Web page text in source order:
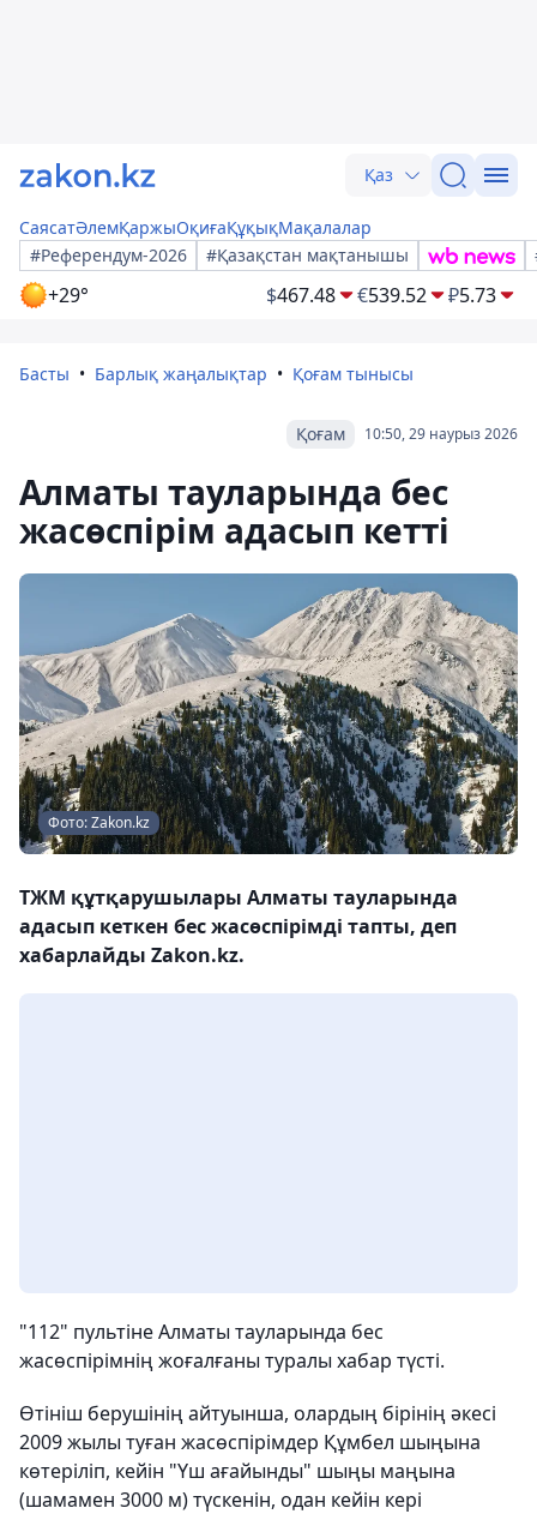
Қаз
СаясатӘлемҚаржыОқиғаҚұқықМақалалар
#Референдум-2026
#Қазақстан мақтанышы
+29° $467.48 €539.52 ₽5.73
Басты Барлық жаңалықтар Қоғам тынысы
10:50, 29 наурыз 2026
Қоғам
Алматы тауларында бес
жасөспірім адасып кетті
Фото: Zakon.kz
ТЖМ құтқарушылары Алматы тауларында
адасып кеткен бес жасөспірімді тапты, деп
хабарлайды Zakon.kz.
"112" пультіне Алматы тауларында бес
жасөспірімнің жоғалғаны туралы хабар түсті.
Өтініш берушінің айтуынша, олардың бірінің әкесі
2009 жылы туған жасөспірімдер Құмбел шыңына
көтеріліп, кейін "Үш ағайынды" шыңы маңына
(шамамен 3000 м) түскенін, одан кейін кері